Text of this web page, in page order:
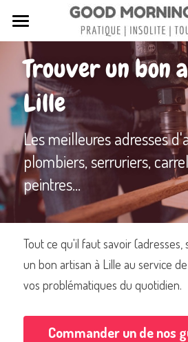
Sortir à Lille
Lille de A à Z
Nos livres sur Lille
Lille insolite et secret
Street Art à Lille
Toutes les rues de Lille
Contactez-nous
Trouver un bon
Lille
Les meilleures adresses
plombiers, serruriers,
peintres...
Tout ce qu'il faut savoir
un bon artisan à Lille au service
vos problématiques du quotidien.
Commander un de nos